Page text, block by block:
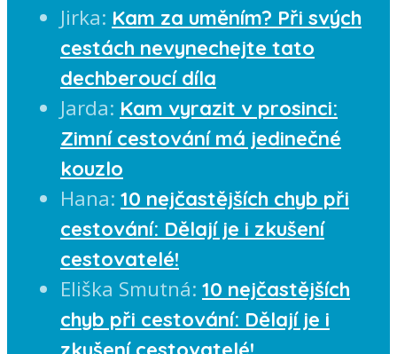
Jirka: Kam za uměním? Při svých
cestách nevynechejte tato
dechberoucí díla
Jarda: Kam vyrazit v prosinci:
Zimní cestování má jedinečné
kouzlo
Hana: 10 nejčastějších chyb při
cestování: Dělají je i zkušení
cestovatelé!
Eliška Smutná: 10 nejčastějších
chyb při cestování: Dělají je i